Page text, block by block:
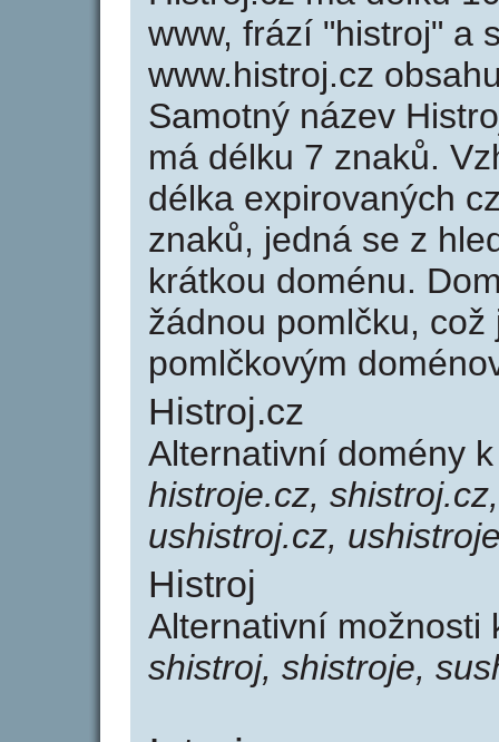
www, frází "histroj" a
www.histroj.cz
Samotný název
má délku 7 znaků.
délka expirovaných
znaků, jedná se z
krátkou doménu.
žádnou pomlčku,
pomlčkovým
Histroj.cz
Alternativní domény
histroje.cz,
ushistroj.cz,
Histroj
Alternativní
shistroj, shistroje,